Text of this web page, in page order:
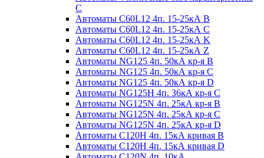
С
Автоматы C60L12 4п. 15-25кА B
Автоматы C60L12 4п. 15-25кА C
Автоматы C60L12 4п. 15-25кА K
Автоматы C60L12 4п. 15-25кА Z
Автоматы NG125 4п. 50кА кр-я B
Автоматы NG125 4п. 50кА кр-я C
Автоматы NG125 4п. 50кА кр-я D
Автоматы NG125H 4п. 36кА кр-я C
Автоматы NG125N 4п. 25кА кр-я B
Автоматы NG125N 4п. 25кА кр-я C
Автоматы NG125N 4п. 25кА кр-я D
Автоматы С120H 4п. 15кА кривая B
Автоматы С120H 4п. 15кА кривая D